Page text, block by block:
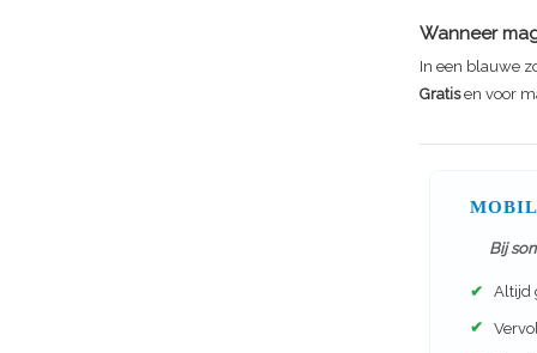
Wanneer
In een blauwe
Gratisen voor
Bij
✔ Altijd
✔